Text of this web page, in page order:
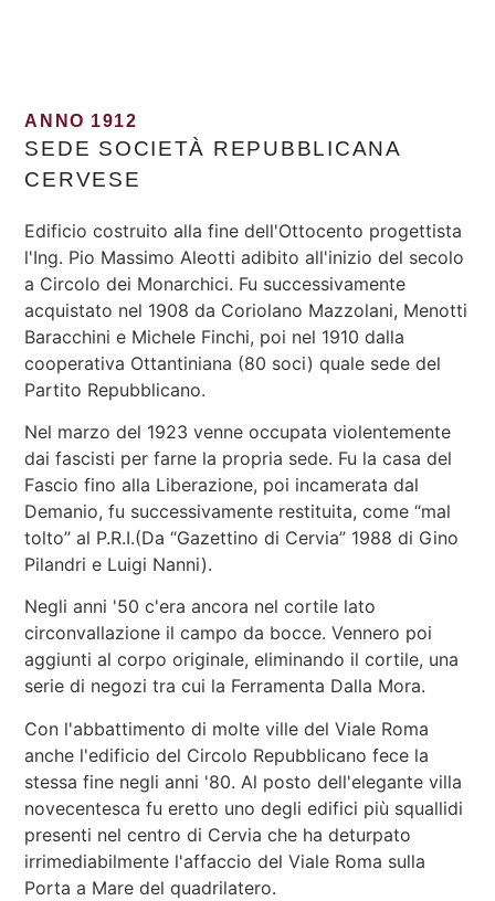
ANNO 1912
SEDE SOCIETÀ REPUBBLICANA
CERVESE
Edificio costruito alla fine dell'Ottocento progettista
l'Ing. Pio Massimo Aleotti adibito all'inizio del secolo
a Circolo dei Monarchici. Fu successivamente
acquistato nel 1908 da Coriolano Mazzolani, Menotti
Baracchini e Michele Finchi, poi nel 1910 dalla
cooperativa Ottantiniana (80 soci) quale sede del
Partito Repubblicano.
Nel marzo del 1923 venne occupata violentemente
dai fascisti per farne la propria sede. Fu la casa del
Fascio fino alla Liberazione, poi incamerata dal
Demanio, fu successivamente restituita, come “mal
tolto” al P.R.I.(Da “Gazettino di Cervia” 1988 di Gino
Pilandri e Luigi Nanni).
Negli anni '50 c'era ancora nel cortile lato
circonvallazione il campo da bocce. Vennero poi
aggiunti al corpo originale, eliminando il cortile, una
serie di negozi tra cui la Ferramenta Dalla Mora.
Con l'abbattimento di molte ville del Viale Roma
anche l'edificio del Circolo Repubblicano fece la
stessa fine negli anni '80. Al posto dell'elegante villa
novecentesca fu eretto uno degli edifici più squallidi
presenti nel centro di Cervia che ha deturpato
irrimediabilmente l'affaccio del Viale Roma sulla
Porta a Mare del quadrilatero.